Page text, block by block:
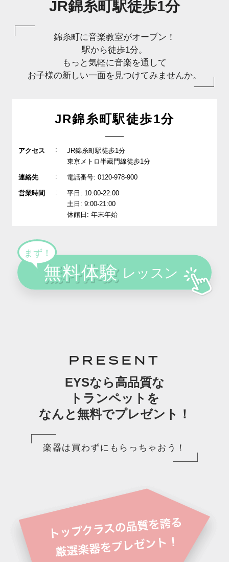
JR錦糸町駅徒歩1分
錦糸町に音楽教室がオープン！
駅から徒歩1分。
もっと気軽に音楽を通して
お子様の新しい一面を見つけてみませんか。
JR錦糸町駅徒歩1分
アクセス :
JR錦糸町駅徒歩1分
東京メトロ半蔵門線徒歩1分
連絡先 : 電話番号: 0120-978-900
営業時間 :
平日: 10:00-22:00
土日: 9:00-21:00
休館日: 年末年始
PRESENT
EYSなら高品質な
トランペットを
なんと無料でプレゼント！
楽器は買わずにもらっちゃおう！